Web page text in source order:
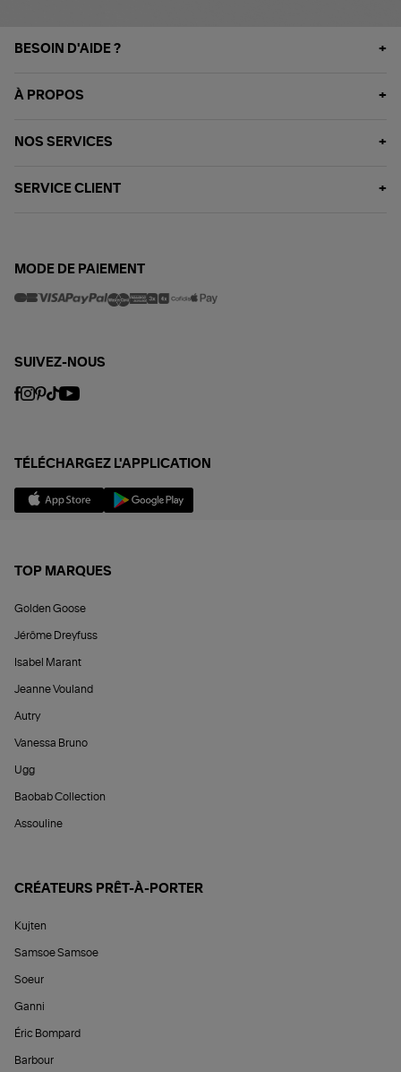
BESOIN D'AIDE ?
À PROPOS
NOS SERVICES
SERVICE CLIENT
MODE DE PAIEMENT
SUIVEZ-NOUS
TÉLÉCHARGEZ L'APPLICATION
TOP MARQUES
Golden Goose
Jérôme Dreyfuss
Isabel Marant
Jeanne Vouland
Autry
Vanessa Bruno
Ugg
Baobab Collection
Assouline
CRÉATEURS PRÊT-À-PORTER
Kujten
Samsoe Samsoe
Soeur
Ganni
Éric Bompard
Barbour